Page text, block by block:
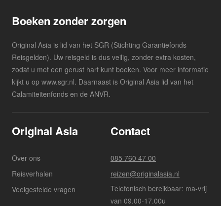
Boeken zonder zorgen
Original Asia is lid van het SGR (Stichting Garantiefonds
Reisgelden). Uw reisgeld is dus veilig, zonder extra kosten,
zodat u met een gerust hart kunt boeken. Voor meer informatie
kijkt u op www.sgr.nl. Daarnaast is Original Asia lid van het
Calamiteitenfonds en de ANVR.
Original Asia
Over ons
Reisverhalen
Veelgestelde vragen
Contact
085 760 47 00
reizen@originalasia.nl
Telefonisch bereikbaar: ma-vrij
van 09.00-17.00u